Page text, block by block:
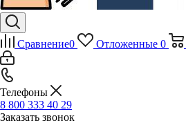
Сравнение0 Отложенные 0
Телефоны
8 800 333 40 29
Заказать звонок